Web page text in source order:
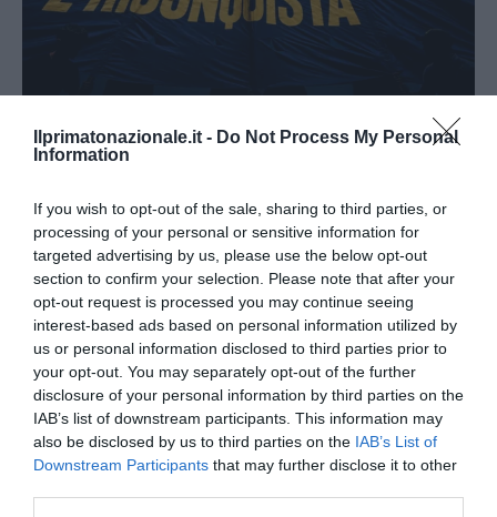
Ilprimatonazionale.it - Do Not Process My Personal
Information
If you wish to opt-out of the sale, sharing to third parties, or
processing of your personal or sensitive information for
targeted advertising by us, please use the below opt-out
section to confirm your selection. Please note that after your
opt-out request is processed you may continue seeing
interest-based ads based on personal information utilized by
us or personal information disclosed to third parties prior to
your opt-out. You may separately opt-out of the further
disclosure of your personal information by third parties on the
IAB’s list of downstream participants. This information may
also be disclosed by us to third parties on the IAB’s List of
Downstream Participants that may further disclose it to other
veto del disordine
6 Agosto 2026